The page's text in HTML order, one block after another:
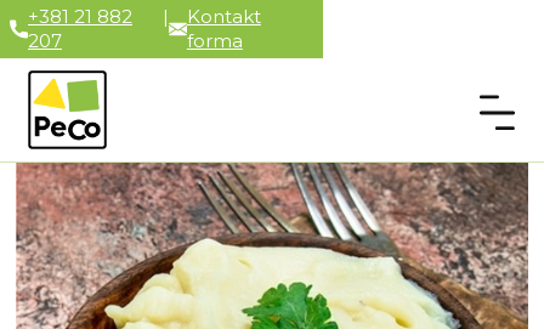
+381 21 882
207
|
Kontakt
forma